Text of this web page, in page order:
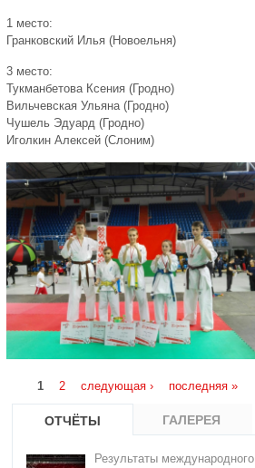
1 место:
Гранковский Илья (Новоельня)
3 место:
Тукманбетова Ксения (Гродно)
Вильчевская Ульяна (Гродно)
Чушель Эдуард (Гродно)
Иголкин Алексей (Слоним)
Страницы
1 2 следующая › последняя »
ОТЧЁТЫ ГАЛЕРЕЯ
Результаты международного